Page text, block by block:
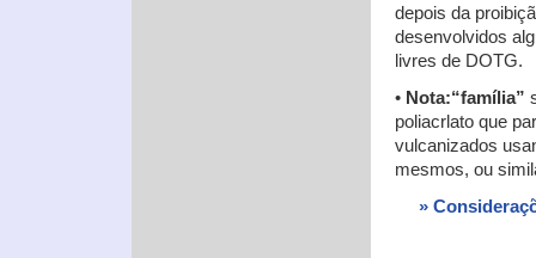
depois da
desenvolvidos
livres de DOTG.
• Nota:“família”
poliacrlato que
vulcanizados
mesmos, ou
»